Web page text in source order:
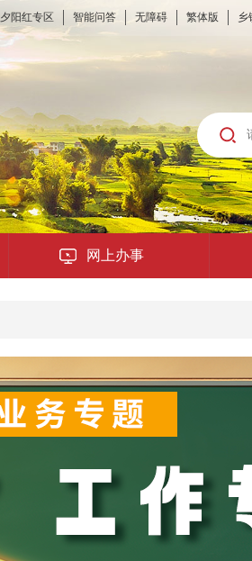
夕阳红专区 智能问答 无障碍 繁体版 乡
网上办事
便民提示
查询服务
一件事服务
利企查询